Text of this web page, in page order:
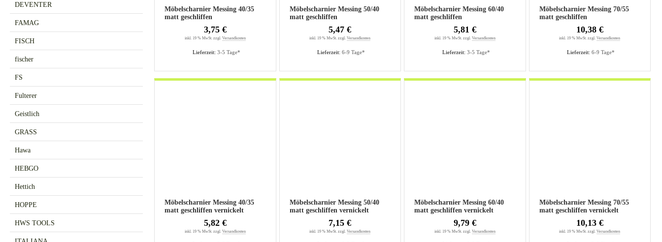
DEVENTER
FAMAG
FISCH
fischer
FS
Fulterer
Geistlich
GRASS
Hawa
HEBGO
Hettich
HOPPE
HWS TOOLS
Möbelscharnier Messing 40/35
matt geschliffen
Lieferzeit: 3-5 Tage*
3,75 €
inkl. 19 % MwSt. zzgl. Versandkosten
Möbelscharnier Messing 50/40
matt geschliffen
Lieferzeit:6-9 Tage*
5,47 €
inkl. 19 % MwSt. zzgl.Versandkosten
Möbelscharnier Messing 60/40
matt geschliffen
Lieferzeit: 3-5 Tage*
5,81 €
inkl. 19 % MwSt. zzgl. Versandkosten
Möbelscharnier Messing 70/55
matt geschliffen
Lieferzeit:6-9 Tage*
10,38 €
inkl. 19 % MwSt. zzgl.Versandkosten
Möbelscharnier Messing 40/35
matt geschliffen vernickelt
5,82 €
inkl. 19 % MwSt. zzgl. Versandkosten
Möbelscharnier Messing 50/40
matt geschliffen vernickelt
7,15 €
inkl. 19 % MwSt. zzgl.Versandkosten
Möbelscharnier Messing 60/40
matt geschliffen vernickelt
9,79 €
inkl. 19 % MwSt. zzgl. Versandkosten
Möbelscharnier Messing 70/55
matt geschliffen vernickelt
10,13 €
inkl. 19 % MwSt. zzgl.Versandkosten